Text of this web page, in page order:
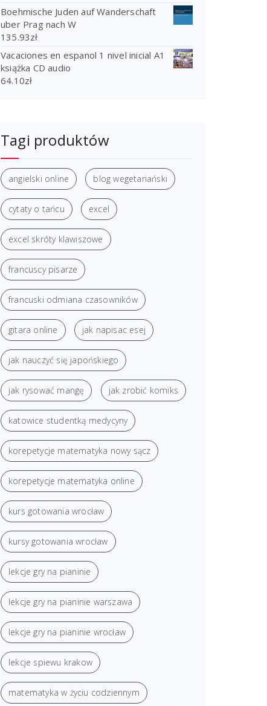
Boehmische Juden auf Wanderschaft
uber Prag nach W
135.93zł
Vacaciones en espanol 1 nivel inicial A1
książka CD audio
64.10zł
Tagi produktów
angielski online blog wegetariański
cytaty o tańcu excel
excel skróty klawiszowe
francuscy pisarze
francuski odmiana czasowników
gitara online jak napisac esej
jak nauczyć się japońskiego
jak rysować mangę jak zrobić komiks
katowice studentką medycyny
korepetycje matematyka nowy sącz
korepetycje matematyka online
kurs gotowania wrocław
kursy gotowania wrocław
lekcje gry na pianinie
lekcje gry na pianinie warszawa
lekcje gry na pianinie wrocław
lekcje spiewu krakow
matematyka w życiu codziennym